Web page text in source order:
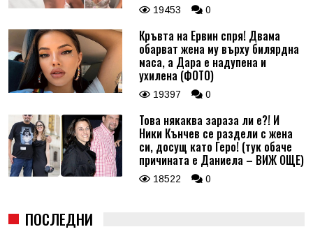
19453 0
Кръвта на Ервин спря! Двама
обарват жена му върху билярдна
маса, а Дара е надупена и
ухилена (ФОТО)
19397 0
Това някаква зараза ли е?! И
Ники Кънчев се раздели с жена
си, досущ като Геро! (тук обаче
причината е Даниела – ВИЖ ОЩЕ)
18522 0
ПОСЛЕДНИ